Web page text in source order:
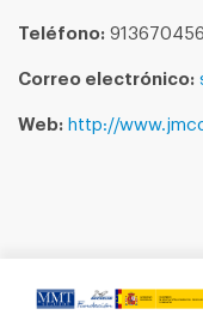
Teléfono: 913670456
Correo electrónico:
Web: http://